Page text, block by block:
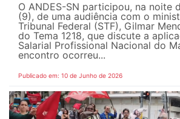
O ANDES-SN participou, na noite
(9), de uma audiência com o
Tribunal Federal (STF), Gilmar
do Tema 1218, que discute a
Salarial Profissional Nacional do
encontro ocorreu...
Publicado em: 10 de Junho de 2026